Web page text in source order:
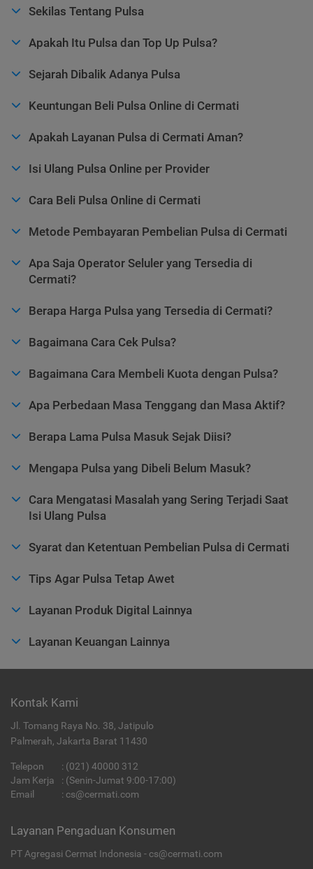
Sekilas Tentang Pulsa
Apakah Itu Pulsa dan Top Up Pulsa?
Sejarah Dibalik Adanya Pulsa
Keuntungan Beli Pulsa Online di Cermati
Apakah Layanan Pulsa di Cermati Aman?
Isi Ulang Pulsa Online per Provider
Cara Beli Pulsa Online di Cermati
Metode Pembayaran Pembelian Pulsa di Cermati
Apa Saja Operator Seluler yang Tersedia di
Cermati?
Berapa Harga Pulsa yang Tersedia di Cermati?
Bagaimana Cara Cek Pulsa?
Bagaimana Cara Membeli Kuota dengan Pulsa?
Apa Perbedaan Masa Tenggang dan Masa Aktif?
Berapa Lama Pulsa Masuk Sejak Diisi?
Mengapa Pulsa yang Dibeli Belum Masuk?
Cara Mengatasi Masalah yang Sering Terjadi Saat
Isi Ulang Pulsa
Syarat dan Ketentuan Pembelian Pulsa di Cermati
Tips Agar Pulsa Tetap Awet
Layanan Produk Digital Lainnya
Layanan Keuangan Lainnya
Kontak Kami
Jl. Tomang Raya No. 38, Jatipulo
Palmerah, Jakarta Barat 11430
Telepon : (021) 40000 312
Jam Kerja
: (Senin-Jumat 9:00-17:00)
Email
: cs@cermati.com
Layanan Pengaduan Konsumen
PT Agregasi Cermat Indonesia - cs@cermati.com